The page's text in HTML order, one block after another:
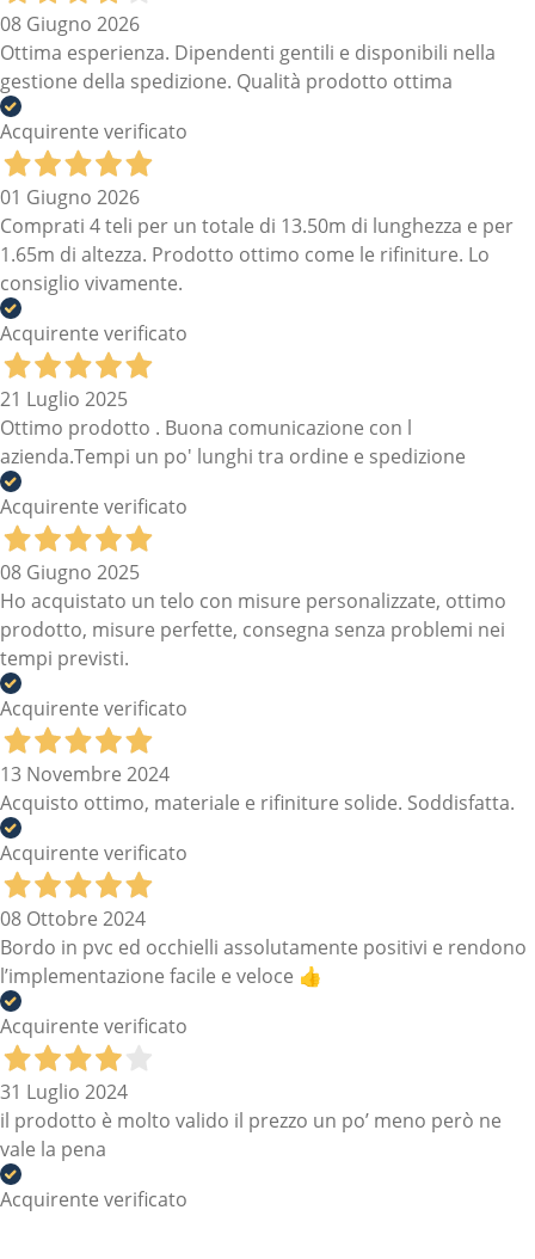
08 Giugno 2026
Ottima esperienza. Dipendenti gentili e disponibili nella
gestione della spedizione. Qualità prodotto ottima
Acquirente verificato
01 Giugno 2026
Comprati 4 teli per un totale di 13.50m di lunghezza e per
1.65m di altezza. Prodotto ottimo come le rifiniture. Lo
consiglio vivamente.
Acquirente verificato
21 Luglio 2025
Ottimo prodotto . Buona comunicazione con l
azienda.Tempi un po' lunghi tra ordine e spedizione
Acquirente verificato
08 Giugno 2025
Ho acquistato un telo con misure personalizzate, ottimo
prodotto, misure perfette, consegna senza problemi nei
tempi previsti.
Acquirente verificato
13 Novembre 2024
Acquisto ottimo, materiale e rifiniture solide. Soddisfatta.
Acquirente verificato
08 Ottobre 2024
Bordo in pvc ed occhielli assolutamente positivi e rendono
l’implementazione facile e veloce 👍
Acquirente verificato
31 Luglio 2024
il prodotto è molto valido il prezzo un po’ meno però ne
vale la pena
Acquirente verificato